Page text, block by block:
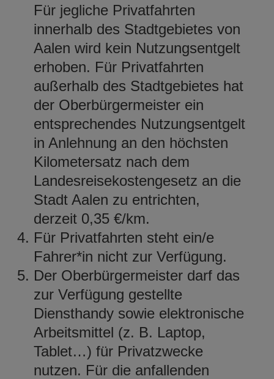
Für jegliche Privatfahrten
innerhalb des Stadtgebietes von
Aalen wird kein Nutzungsentgelt
erhoben. Für Privatfahrten
außerhalb des Stadtgebietes hat
der Oberbürgermeister ein
entsprechendes Nutzungsentgelt
in Anlehnung an den höchsten
Kilometersatz nach dem
Landesreisekostengesetz an die
Stadt Aalen zu entrichten,
derzeit 0,35 €/km.
Für Privatfahrten steht ein/e
Fahrer*in nicht zur Verfügung.
Der Oberbürgermeister darf das
zur Verfügung gestellte
Diensthandy sowie elektronische
Arbeitsmittel (z. B. Laptop,
Tablet…) für Privatzwecke
nutzen. Für die anfallenden